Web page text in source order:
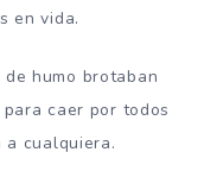
en vida.
humo brotaban
caer por todos
a cualquiera.